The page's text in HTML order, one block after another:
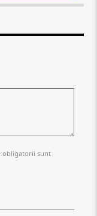
obligatorii sunt